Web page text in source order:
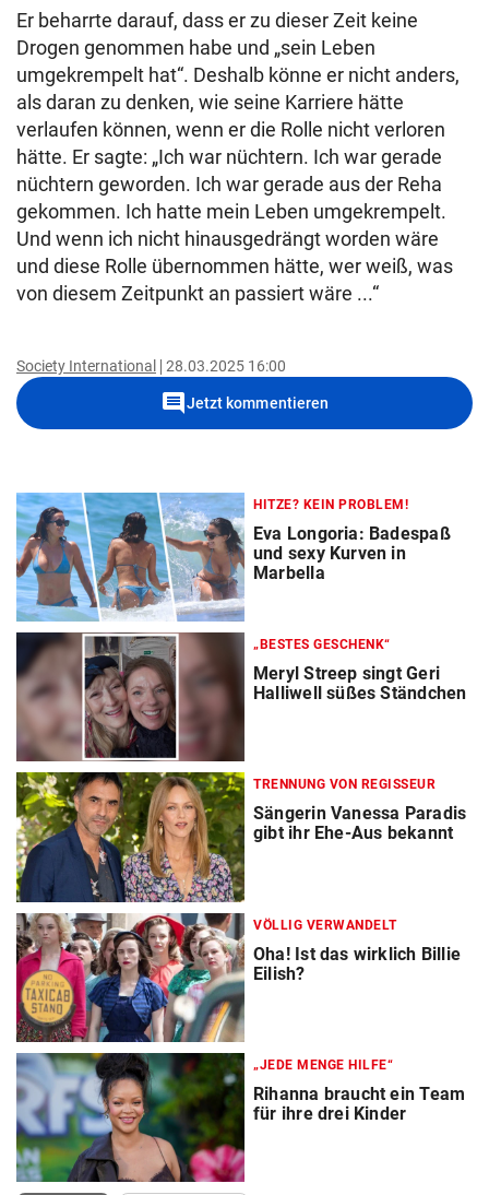
Er beharrte darauf, dass er zu dieser Zeit keine
Drogen genommen habe und „sein Leben
umgekrempelt hat“. Deshalb könne er nicht anders,
als daran zu denken, wie seine Karriere hätte
verlaufen können, wenn er die Rolle nicht verloren
hätte. Er sagte: „Ich war nüchtern. Ich war gerade
nüchtern geworden. Ich war gerade aus der Reha
gekommen. Ich hatte mein Leben umgekrempelt.
Und wenn ich nicht hinausgedrängt worden wäre
und diese Rolle übernommen hätte, wer weiß, was
von diesem Zeitpunkt an passiert wäre ...“
Society International 28.03.2025 16:00
commentJetzt kommentieren
HITZE? KEIN PROBLEM!
Eva Longoria: Badespaß
und sexy Kurven in
Marbella
„BESTES GESCHENK“
Meryl Streep singt Geri
Halliwell süßes Ständchen
TRENNUNG VON REGISSEUR
Sängerin Vanessa Paradis
gibt ihr Ehe-Aus bekannt
VÖLLIG VERWANDELT
Oha! Ist das wirklich Billie
Eilish?
„JEDE MENGE HILFE“
Rihanna braucht ein Team
für ihre drei Kinder